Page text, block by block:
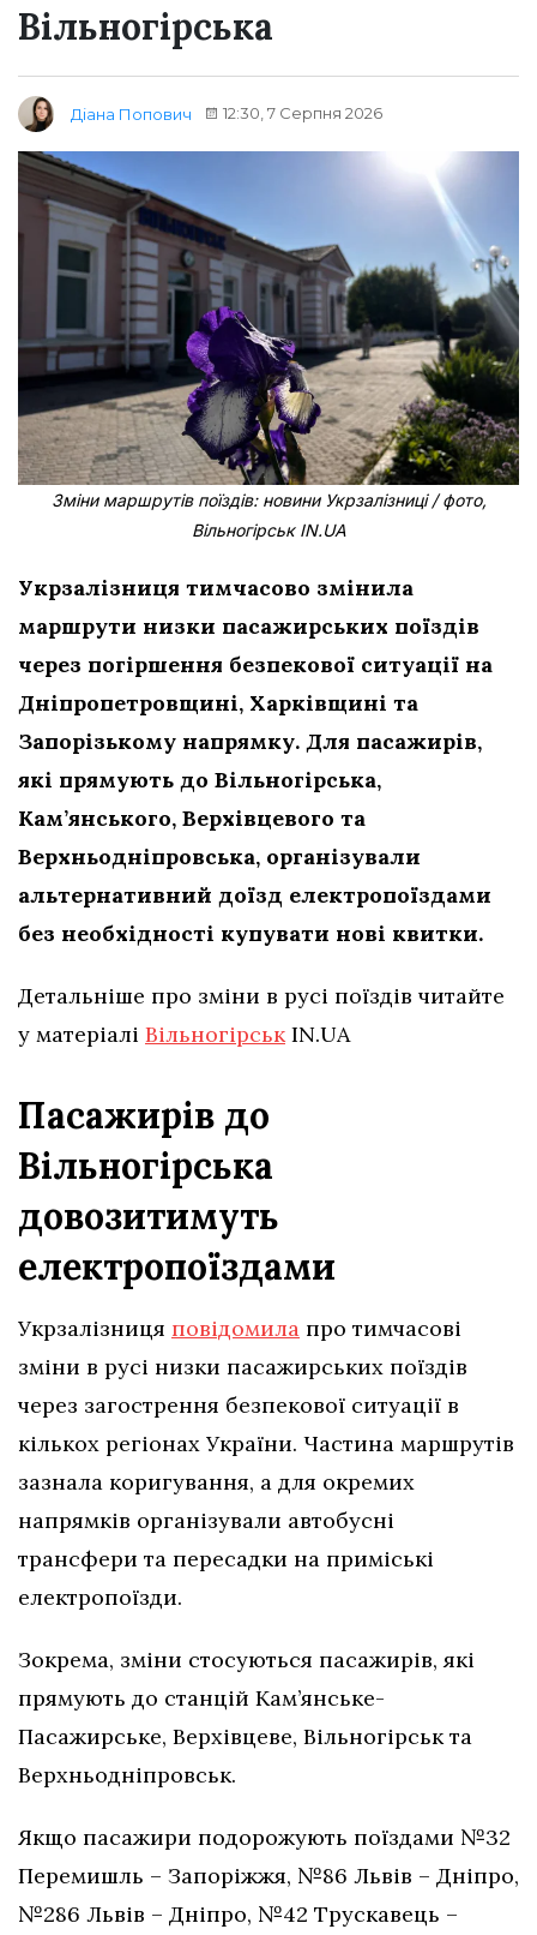
Вільногірська
Діана Попович 12:30, 7 Серпня 2026
Зміни маршрутів поїздів: новини Укрзалізниці / фото,
Вільногірськ IN.UA
Укрзалізниця тимчасово змінила
маршрути низки пасажирських поїздів
через погіршення безпекової ситуації на
Дніпропетровщині, Харківщині та
Запорізькому напрямку. Для пасажирів,
які прямують до Вільногірська,
Кам’янського, Верхівцевого та
Верхньодніпровська, організували
альтернативний доїзд електропоїздами
без необхідності купувати нові квитки.
Детальніше про зміни в русі поїздів читайте
у матеріалі ВільногірськIN.UA
Пасажирів до
Вільногірська
довозитимуть
електропоїздами
Укрзалізниця повідомила про тимчасові
зміни в русі низки пасажирських поїздів
через загострення безпекової ситуації в
кількох регіонах України. Частина маршрутів
зазнала коригування, а для окремих
напрямків організували автобусні
трансфери та пересадки на приміські
електропоїзди.
Зокрема, зміни стосуються пасажирів, які
прямують до станцій Кам’янське-
Пасажирське, Верхівцеве, Вільногірськ та
Верхньодніпровськ.
Якщо пасажири подорожують поїздами №32
Перемишль – Запоріжжя, №86 Львів – Дніпро,
№286 Львів – Дніпро, №42 Трускавець –